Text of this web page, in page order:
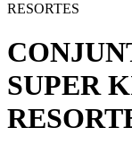
RESORTES
SUPER